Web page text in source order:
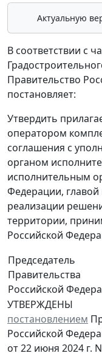
Актуальную
В соответствии с
Правительство
постановляет:
Утвердить
оператором
соглашения с
органом
исполнительным
Федерации,
реализации
территории,
Российской
Председатель
Правительства
Российской
УТВЕРЖДЕНЫ
постановлением
Российской
от 22 июня 2024 г.